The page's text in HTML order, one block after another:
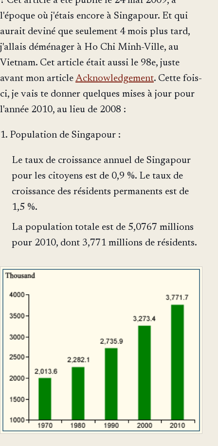
l'époque où j'étais encore à Singapour. Et qui
aurait deviné que seulement 4 mois plus tard,
j'allais déménager à Ho Chi Minh-Ville, au
Vietnam. Cet article était aussi le 98e, juste
avant mon article Acknowledgement. Cette fois-
ci, je vais te donner quelques mises à jour pour
l'année 2010, au lieu de 2008 :
1. Population de Singapour :
Le taux de croissance annuel de Singapour
pour les citoyens est de 0,9 %. Le taux de
croissance des résidents permanents est de
1,5 %.
La population totale est de 5,0767 millions
pour 2010, dont 3,771 millions de résidents.